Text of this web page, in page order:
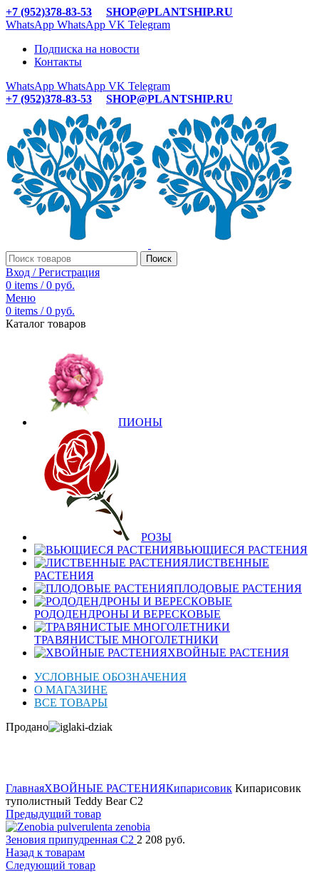
+7 (952)378-83-53
SHOP@PLANTSHIP.RU
WhatsApp WhatsApp VK Telegram
Подписка на новости
Контакты
WhatsApp WhatsApp VK Telegram
+7 (952)378-83-53
SHOP@PLANTSHIP.RU
Поиск
Вход / Регистрация
0 items / 0 руб.
Меню
0 items / 0 руб.
Каталог товаров
ПИОНЫ
РОЗЫ
ВЬЮЩИЕСЯ РАСТЕНИЯ
ЛИСТВЕННЫЕ
РАСТЕНИЯ
ПЛОДОВЫЕ РАСТЕНИЯ
РОДОДЕНДРОНЫ И ВЕРЕСКОВЫЕ
ТРАВЯНИСТЫЕ МНОГОЛЕТНИКИ
ХВОЙНЫЕ РАСТЕНИЯ
УСЛОВНЫЕ ОБОЗНАЧЕНИЯ
О МАГАЗИНЕ
ВСЕ ТОВАРЫ
Продано
ГлавнаяХВОЙНЫЕ РАСТЕНИЯКипарисовик Кипарисовик
туполистный Teddy Bear C2
Предыдущий товар
Зеновия припудренная C2 2 208 руб.
Назад к товарам
Следующий товар